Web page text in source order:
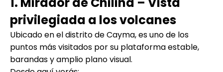
privilegiada a los volcanes
Ubicado en el distrito de Cayma, es uno de los
puntos más visitados por su plataforma estable,
barandas y amplio plano visual.